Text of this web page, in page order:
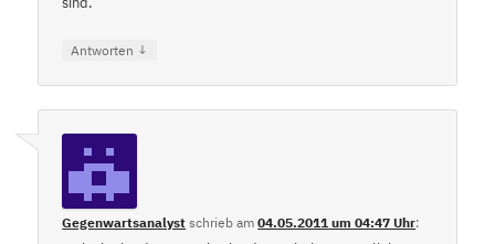
Antworten ↓
Gegenwartsanalyst schrieb am04.05.2011 um 04:47 Uhr: